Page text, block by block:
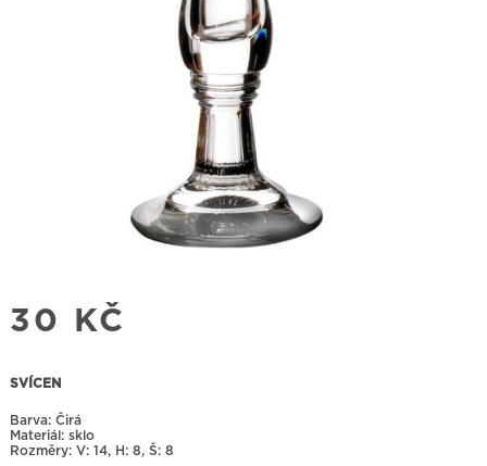
30 KČ
SVÍCEN
Barva: Čirá
Materiál: sklo
Rozměry:
14, H: 8, Š: 8